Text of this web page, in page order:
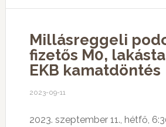
Millásreggeli
fizetős M0,
EKB kamatdöntés
2023-09-11
2023. szeptember 11., hétfő,